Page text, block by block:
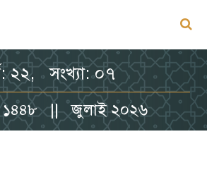
২২, সংখ্যা: ০৭
১৪৪৮ || জুলাই ২০২৬